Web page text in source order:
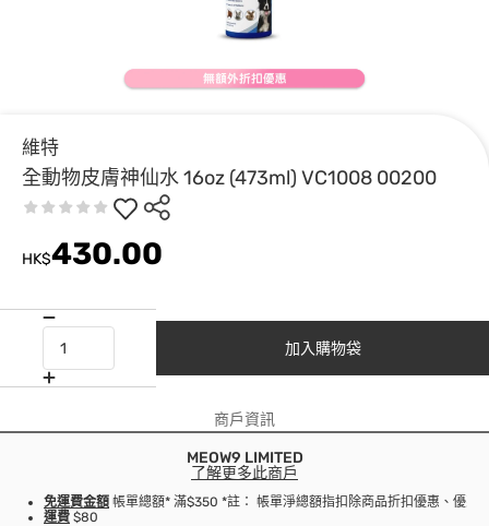
維特
全動物皮膚神仙水 16oz (473ml) VC1008 00200
HK$430.00
加入購物袋
商戶資訊
MEOW9 LIMITED
了解更多此商戶
免運費金額 帳單總額* 滿$350 *註： 帳單淨總額指扣除商品折扣優惠、優惠
運費 $80